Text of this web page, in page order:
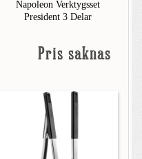
Napoleon Verktygsset
President 3 Delar
Pris saknas